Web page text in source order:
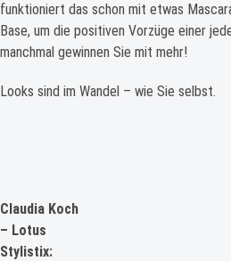
funktioniert das schon mit etwas
Base, um die positiven Vorzüge einer
manchmal gewinnen Sie mit mehr!
Looks sind im Wandel – wie Sie selbst.
Claudia Koch
– Lotus
Stylistix: